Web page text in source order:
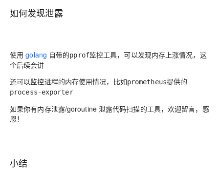
如何发现泄露
使用golang 自带的pprof监控工具，可以发现内存上涨情况，这
个后续会讲
还可以监控进程的内存使用情况，比如prometheus提供的
process-exporter
如果你有内存泄露/goroutine 泄露代码扫描的工具，欢迎留言，感
恩！
小结